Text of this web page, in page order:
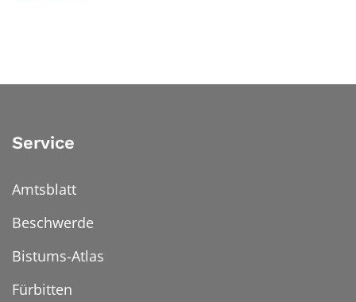
Service
Amtsblatt
Beschwerde
Bistums-Atlas
Fürbitten